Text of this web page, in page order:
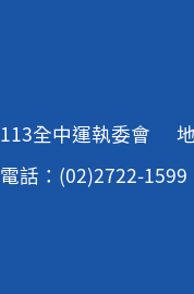
113全中運執委會
電話：(02)2722-1599